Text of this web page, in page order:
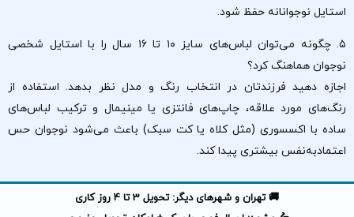
استایل نوجوانانه حفظ شود.
۵. چگونه می‌توان لباس‌های سایز ۱۰ تا ۱۶ سال را با استایل شخصی
نوجوان هماهنگ کرد؟
اجازه دهید فرزندتان در انتخاب رنگ و مدل نظر بدهد. استفاده از
رنگ‌های مورد علاقه، چاپ‌های فانتزی یا مینیمال و ترکیب لباس‌های
ساده با اکسسوری (مثل کلاه یا کت سبک) باعث می‌شود نوجوان حس
اعتمادبه‌نفس بیشتری پیدا کند.
🚚 تهران و شهرهای دیگر: تحویل 3 تا 4 روز کاری